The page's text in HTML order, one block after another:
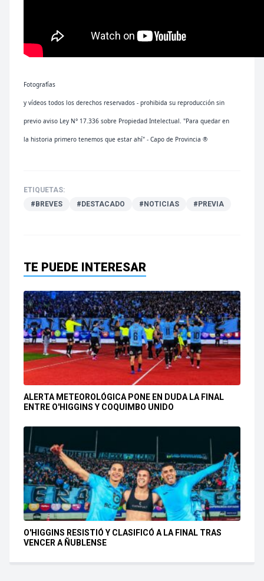
Fotografías
y vídeos todos los derechos reservados - prohibida su reproducción sin
previo aviso Ley N° 17.336 sobre Propiedad Intelectual. "Para quedar en
la historia primero tenemos que estar ahí" - Capo de Provincia ®
ETIQUETAS:
#BREVES
#DESTACADO #NOTICIAS #PREVIA
TE PUEDE INTERESAR
ALERTA METEOROLÓGICA PONE EN DUDA LA FINAL
ENTRE O'HIGGINS Y COQUIMBO UNIDO
O'HIGGINS RESISTIÓ Y CLASIFICÓ A LA FINAL TRAS
VENCER A ÑUBLENSE